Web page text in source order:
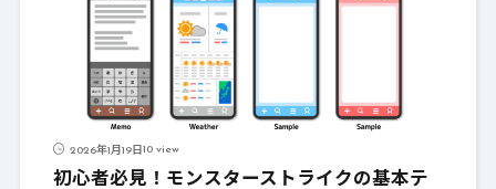
2026年1月19日10 view
初心者必見！モンスターストライクの基本テ